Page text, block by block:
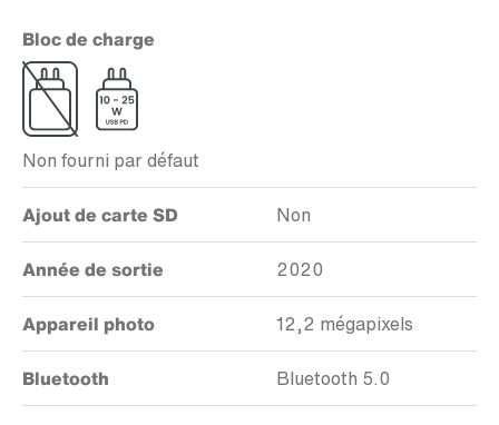
Bloc de charge
Non fourni par défaut
Ajout de carte SD Non
Année de sortie 2020
Appareil photo 12,2 mégapixels
Bluetooth Bluetooth 5.0